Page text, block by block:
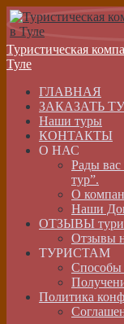
Туристическая
Туле
ГЛАВНАЯ
ЗАКАЗАТЬ
Наши туры
КОНТАКТЫ
О НАС
Рады вас
тур”.
О
Наши
ОТЗЫВЫ
Отзывы
ТУРИСТАМ
Способы
Политика